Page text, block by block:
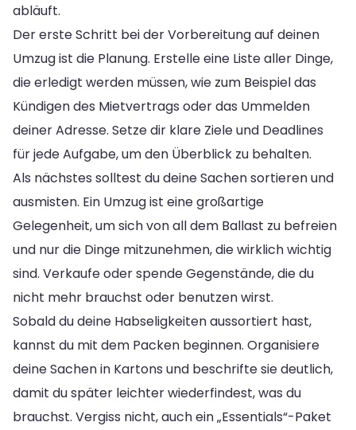
abläuft.
Der erste Schritt bei der Vorbereitung auf deinen
Umzug ist die Planung. Erstelle eine Liste aller Dinge,
die erledigt werden müssen, wie zum Beispiel das
Kündigen des Mietvertrags oder das Ummelden
deiner Adresse. Setze dir klare Ziele und Deadlines
für jede Aufgabe, um den Überblick zu behalten.
Als nächstes solltest du deine Sachen sortieren und
ausmisten. Ein Umzug ist eine großartige
Gelegenheit, um sich von all dem Ballast zu befreien
und nur die Dinge mitzunehmen, die wirklich wichtig
sind. Verkaufe oder spende Gegenstände, die du
nicht mehr brauchst oder benutzen wirst.
Sobald du deine Habseligkeiten aussortiert hast,
kannst du mit dem Packen beginnen. Organisiere
deine Sachen in Kartons und beschrifte sie deutlich,
damit du später leichter wiederfindest, was du
brauchst. Vergiss nicht, auch ein „Essentials“-Paket